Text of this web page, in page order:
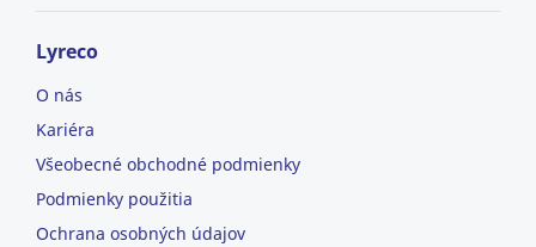
Lyreco
O nás
Kariéra
Všeobecné obchodné podmienky
Podmienky použitia
Ochrana osobných údajov